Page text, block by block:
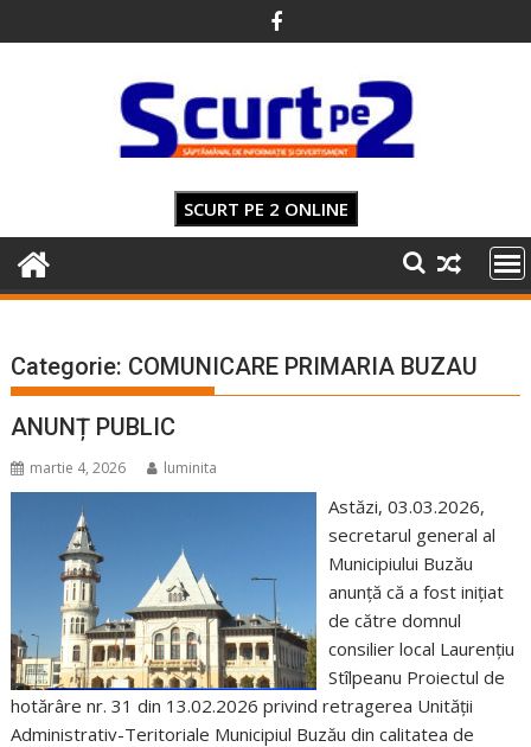
to
SCURT PE 2 ONLINE
Categorie: COMUNICARE PRIMARIA BUZAU
ANUNȚ PUBLIC
martie 4, 2026 luminita
Astăzi, 03.03.2026,
secretarul general al
Municipiului Buzău
anunță că a fost inițiat
de către domnul
consilier local Laurențiu
Stîlpeanu Proiectul de
hotărâre nr. 31 din 13.02.2026 privind retragerea Unității
Administrativ-Teritoriale Municipiul Buzău din calitatea de